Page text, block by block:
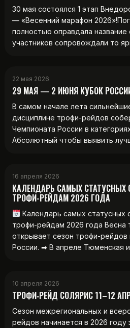
30 мая состоялся 1 этап
— «Весенний марафон
полностью оправдала название
участников сопровождали то
22 мая 2026
29 МАЯ — 2 ИЮНЯ КУБОК
В самом начале лета
дисциплине трофи-рейдов
Чемпионата России в
Абсолютный чтобы выявить
16 апреля 2026
КАЛЕНДАРЬ САМЫХ СТАТУСНЫХ
ТРОФИ-РЕЙДАМ 2026 ГОДА
Календарь самых статусных
трофи-рейдам 2026 года Весна
открывает сезон трофи-рейдов
России. ➡ В апреле Тюменская
10 апреля 2026
ТРОФИ‑РЕЙД СОЛЯРИС 11–12
Сезон межрегиональных и
рейдов начинается в 2026 году